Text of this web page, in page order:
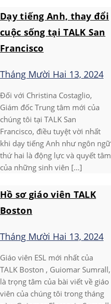
Dạy tiếng Anh, thay đổi
cuộc sống tại TALK San
Francisco
Tháng Mười Hai 13, 2024
Đối với Christina Costaglio,
Giám đốc Trung tâm mới của
chúng tôi tại TALK San
Francisco, điều tuyệt vời nhất
khi dạy tiếng Anh như ngôn ngữ
thứ hai là động lực và quyết tâm
của những sinh viên [...]
Hồ sơ giáo viên TALK
Boston
Tháng Mười Hai 13, 2024
Giáo viên ESL mới nhất của
TALK Boston , Guiomar Sumrall,
là trọng tâm của bài viết về giáo
viên của chúng tôi trong tháng